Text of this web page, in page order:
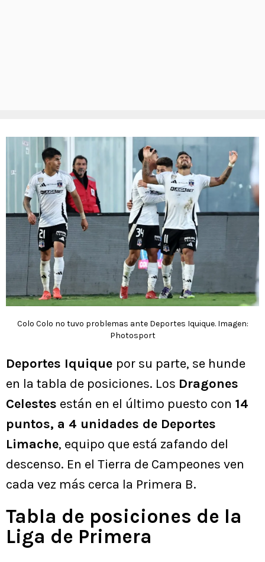
Colo Colo no tuvo problemas ante Deportes Iquique. Imagen:
Photosport
Deportes Iquique por su parte, se hunde
en la tabla de posiciones. Los Dragones
Celestes están en el último puesto con 14
puntos, a 4 unidades de Deportes
Limache, equipo que está zafando del
descenso. En el Tierra de Campeones ven
cada vez más cerca la Primera B.
Tabla de posiciones de la
Liga de Primera